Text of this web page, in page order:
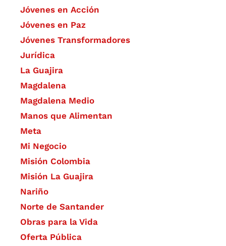
Jóvenes en Acción
Jóvenes en Paz
Jóvenes Transformadores
Jurídica
La Guajira
Magdalena
Magdalena Medio
Manos que Alimentan
Meta
Mi Negocio
Misión Colombia
Misión La Guajira
Nariño
Norte de Santander
Obras para la Vida
Oferta Pública